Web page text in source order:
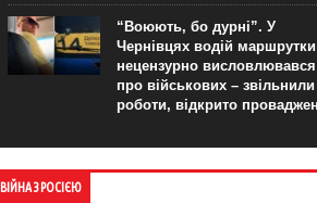
“Воюють, бо дурні”. У
Чернівцях водій маршрутки
нецензурно висловлювався
про військових – звільнили
роботи, відкрито
ВІЙНА З РОСІЄЮ